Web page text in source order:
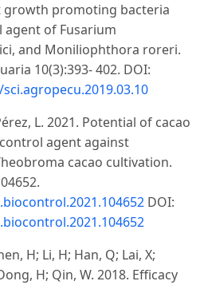
growth promoting bacteria
of Fusarium
and Moniliophthora roreri.
10(3):393- 402. DOI:
L. 2021. Potential of cacao
agent against
cacao cultivation.
DOI:
H; Li, H; Han, Q; Lai, X;
H; Qin, W. 2018. Efficacy